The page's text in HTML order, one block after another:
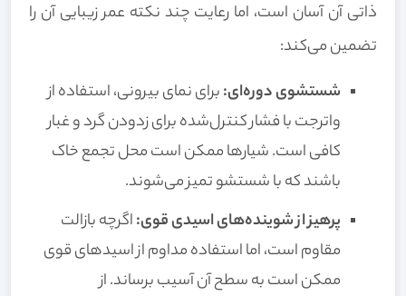
ذاتی آن آسان است، اما رعایت چند نکته عمر زیبایی آن را
تضمین می‌کند:
شستشوی دوره‌ای:برای نمای بیرونی، استفاده از
واترجت با فشار کنترل‌شده برای زدودن گرد و غبار
کافی است. شیارها ممکن است محل تجمع خاک
باشند که با شستشو تمیز می‌شوند.
پرهیز از شوینده‌های اسیدی قوی:اگرچه بازالت
مقاوم است، اما استفاده مداوم از اسیدهای قوی
ممکن است به سطح آن آسیب برساند. از